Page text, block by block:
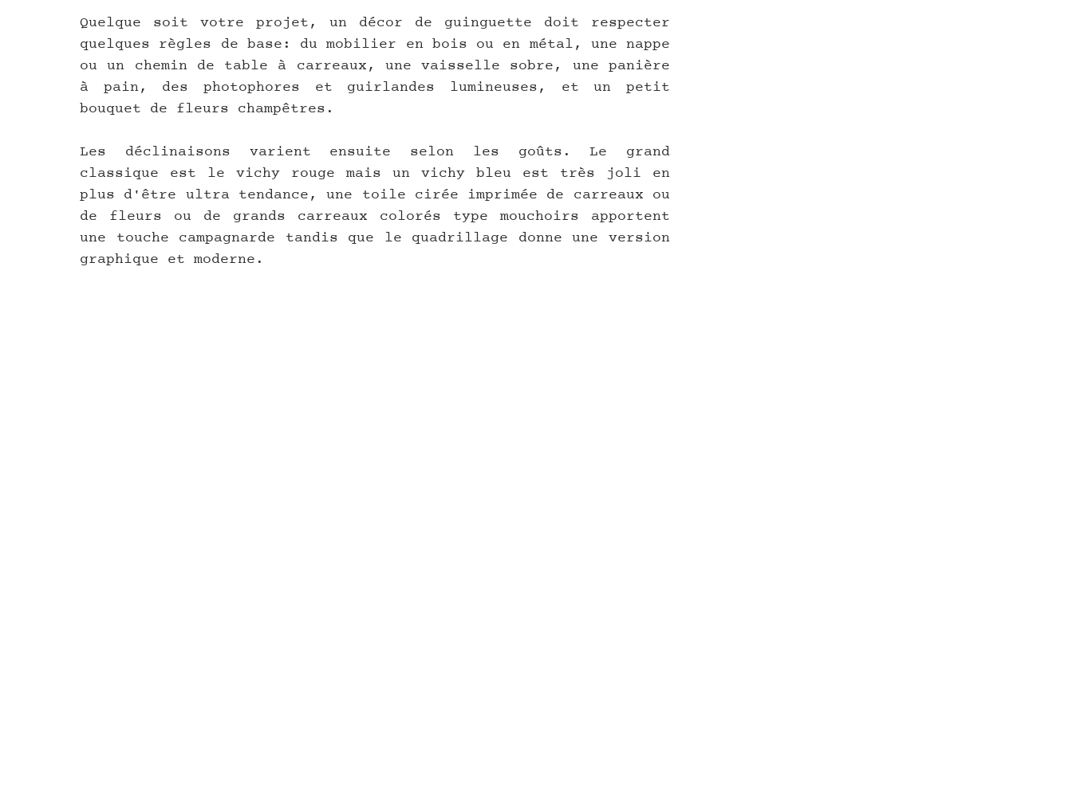
Quelque soit votre projet, un décor de guinguette doit respecter
quelques règles de base: du mobilier en bois ou en métal, une nappe
ou un chemin de table à carreaux, une vaisselle sobre, une panière
à pain, des photophores et guirlandes lumineuses, et un petit
bouquet de fleurs champêtres.
Les déclinaisons varient ensuite selon les goûts. Le grand
classique est le vichy rouge mais un vichy bleu est très joli en
plus d'être ultra tendance, une toile cirée imprimée de carreaux ou
de fleurs ou de grands carreaux colorés type mouchoirs apportent
une touche campagnarde tandis que le quadrillage donne une version
graphique et moderne.